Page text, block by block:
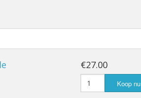
€27.00
Koop nu